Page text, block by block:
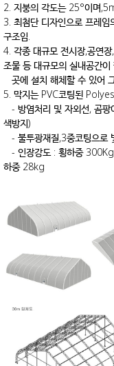
2. 지붕의 각도는 25°이며
3. 최첨단 디자인으로 프레
구조임.
4. 각종 대규모 전시장,공연
조물 등 대규모의 실내공간이
곳에 설치 해체할 수 있어
5. 막지는 PVC코팅된
- 방염처리 및 자외선, 곰팡
색방지)
- 불투광재질,3중코팅으로
- 인장강도 : 횡하중
하중 28kg